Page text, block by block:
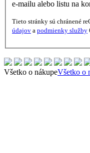
e-mailu alebo listu na
Tieto stránky sú chránené
údajov a podmienky služby
Všetko o nákupeVšetko o